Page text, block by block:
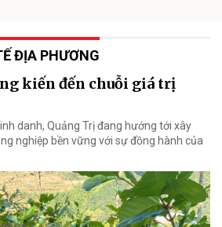
ĐỊA PHƯƠNG
kiến đến chuỗi giá trị
danh, Quảng Trị đang hướng tới xây
nghiệp bền vững với sự đồng hành của